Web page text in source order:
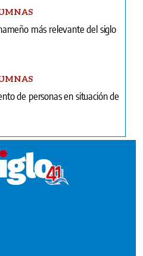
más relevante del siglo
de personas en situación de